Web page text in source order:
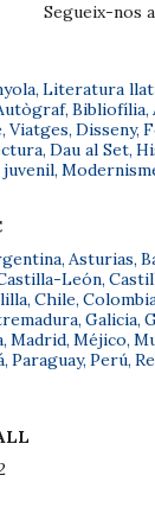
Segueix-nos
, Literatura
, Bibliofília,
, Viatges, Disseny,
, Dau al Set,
,
, Asturias,
León,
, Chile,
, Galicia,
, Madrid, Méjico,
, Paraguay, Perú,